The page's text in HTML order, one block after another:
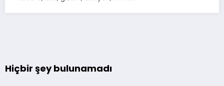
Hiçbir şey bulunamadı